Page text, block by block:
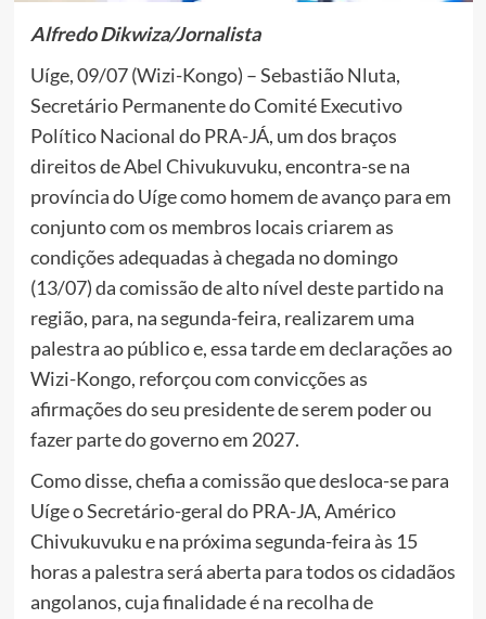
Alfredo Dikwiza/Jornalista
Uíge, 09/07 (Wizi-Kongo) – Sebastião Nluta,
Secretário Permanente do Comité Executivo
Político Nacional do PRA-JÁ, um dos braços
direitos de Abel Chivukuvuku, encontra-se na
província do Uíge como homem de avanço para em
conjunto com os membros locais criarem as
condições adequadas à chegada no domingo
(13/07) da comissão de alto nível deste partido na
região, para, na segunda-feira, realizarem uma
palestra ao público e, essa tarde em declarações ao
Wizi-Kongo, reforçou com convicções as
afirmações do seu presidente de serem poder ou
fazer parte do governo em 2027.
Como disse, chefia a comissão que desloca-se para
Uíge o Secretário-geral do PRA-JA, Américo
Chivukuvuku e na próxima segunda-feira às 15
horas a palestra será aberta para todos os cidadãos
angolanos, cuja finalidade é na recolha de